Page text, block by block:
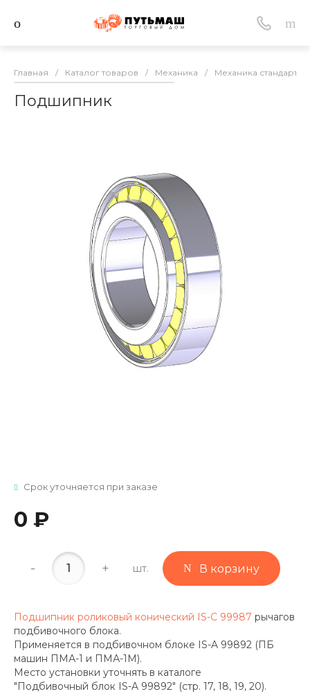
Главная / Каталог товаров / Механика / Механика
Подшипник
Срок уточняется при заказе
0 ₽
- + шт. В корзину
Подшипник роликовый конический IS-C 99987 рычагов
подбивочного блока.
Применяется в подбивочном блоке IS-A 99892 (ПБ
машин ПМА-1 и ПМА-1М).
Место установки уточнять в каталоге
"Подбивочный блок IS-A 99892" (стр. 17, 18, 19, 20).